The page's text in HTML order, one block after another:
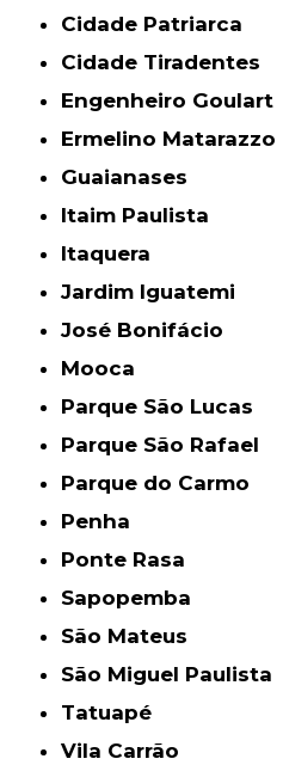
Cidade Patriarca
Cidade Tiradentes
Engenheiro Goulart
Ermelino Matarazzo
Guaianases
Itaim Paulista
Itaquera
Jardim Iguatemi
José Bonifácio
Mooca
Parque São Lucas
Parque São Rafael
Parque do Carmo
Penha
Ponte Rasa
Sapopemba
São Mateus
São Miguel Paulista
Tatuapé
Vila Carrão